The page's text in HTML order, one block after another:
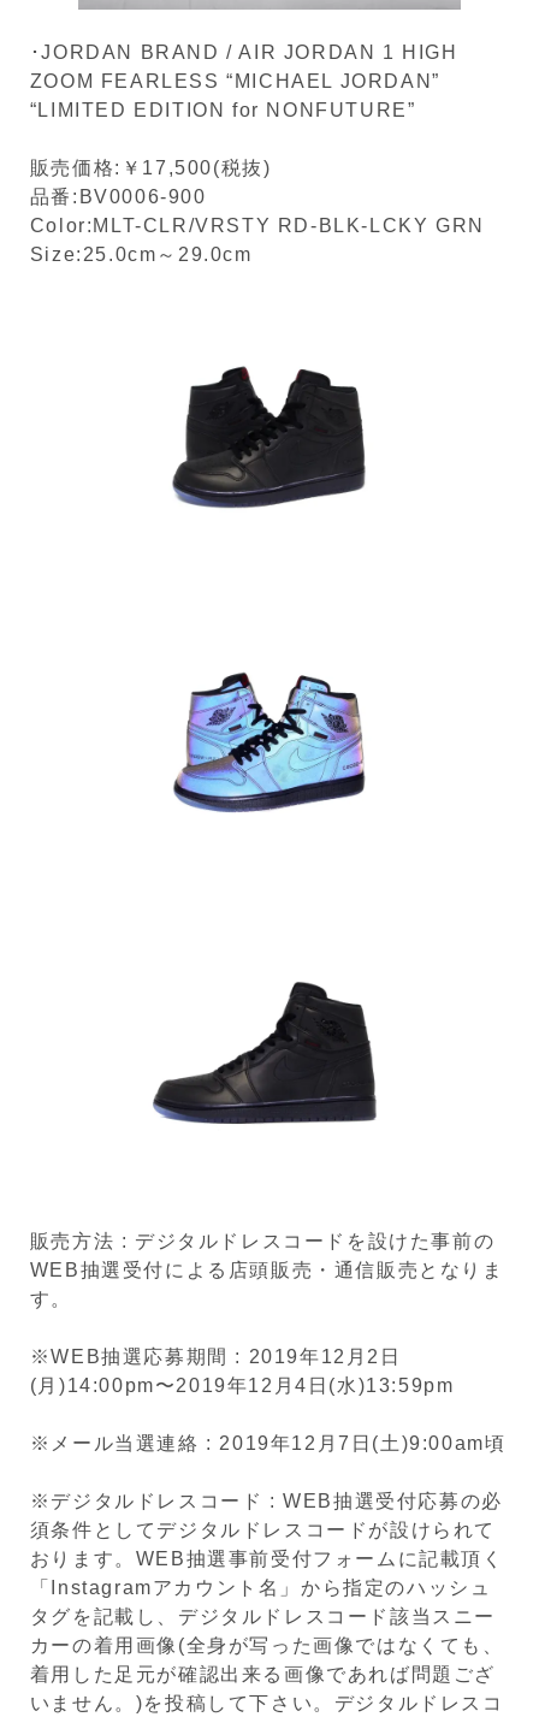
･JORDAN BRAND / AIR JORDAN 1 HIGH
ZOOM FEARLESS “MICHAEL JORDAN”
“LIMITED EDITION for NONFUTURE”
販売価格:￥17,500(税抜)
品番:BV0006-900
Color:MLT-CLR/VRSTY RD-BLK-LCKY GRN
Size:25.0cm～29.0cm
販売方法 : デジタルドレスコードを設けた事前の
WEB抽選受付による店頭販売・通信販売となりま
す。
※WEB抽選応募期間 : 2019年12月2日
(月)14:00pm〜2019年12月4日(水)13:59pm
※メール当選連絡 : 2019年12月7日(土)9:00am頃
※デジタルドレスコード : WEB抽選受付応募の必
須条件としてデジタルドレスコードが設けられて
おります。WEB抽選事前受付フォームに記載頂く
「Instagramアカウント名」から指定のハッシュ
タグを記載し、デジタルドレスコード該当スニー
カーの着用画像(全身が写った画像ではなくても、
着用した足元が確認出来る画像であれば問題ござ
いません。)を投稿して下さい。デジタルドレスコ